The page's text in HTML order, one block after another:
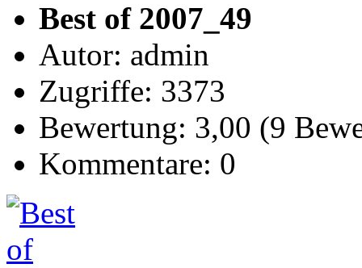
Best of 2007_49
Autor: admin
Zugriffe: 3373
Bewertung: 3,00 (9
Kommentare: 0